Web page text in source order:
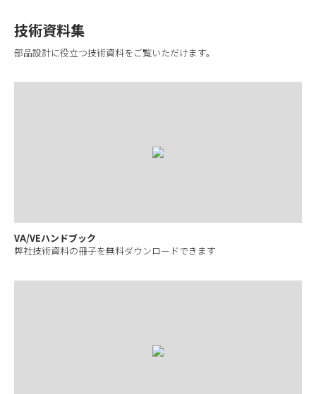
技術資料集
部品設計に役立つ技術資料をご覧いただけます。
VA/VEハンドブック
弊社技術資料の冊子を無料ダウンロードできます